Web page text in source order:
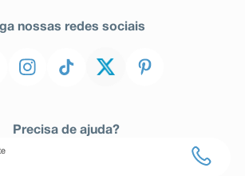
nossas redes sociais
Precisa de ajuda?